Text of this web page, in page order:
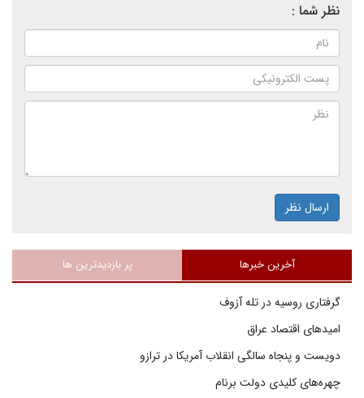
نظر شما :
ارسال نظر
آخرین خبرها پر بازدیدترین ها
گرفتاری روسیه در تله آزوف
امیدهای اقتصاد عراق
دویست و پنجاه سالگی انقلاب آمریکا در ترازو
چهره‌های کلیدی دولت برنام